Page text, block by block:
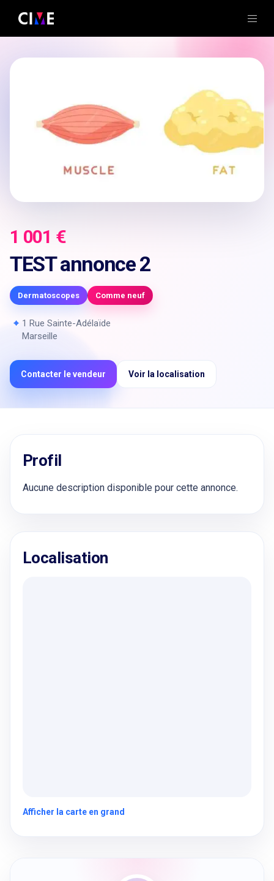
1 001 €
TEST annonce 2
Dermatoscopes Comme neuf
⌖ 1 Rue Sainte-Adélaïde
Marseille
Contacter le vendeur Voir la localisation
Profil
Aucune description disponible pour cette annonce.
Localisation
Afficher la carte en grand